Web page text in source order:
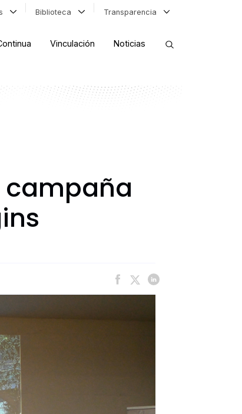
Biblioteca Transparencia
Vinculación Noticias
campaña